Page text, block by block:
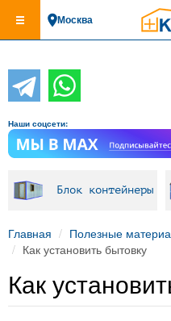
основному
Москва
Наши соцсети:
Блок контейнеры
Главная Полезные
Как установить бытовку
Как